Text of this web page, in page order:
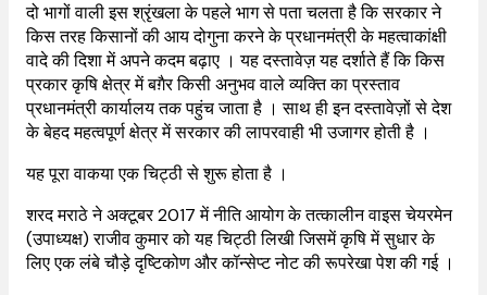
दो भागों वाली इस श्रृंखला के पहले भाग से पता चलता है कि सरकार ने
किस तरह किसानों की आय दोगुना करने के प्रधानमंत्री के महत्वाकांक्षी
वादे की दिशा में अपने कदम बढ़ाए । यह दस्तावेज़ यह दर्शाते हैं कि किस
प्रकार कृषि क्षेत्र में बग़ैर किसी अनुभव वाले व्यक्ति का प्रस्ताव
प्रधानमंत्री कार्यालय तक पहुंच जाता है । साथ ही इन दस्तावेज़ों से देश
के बेहद महत्वपूर्ण क्षेत्र में सरकार की लापरवाही भी उजागर होती है ।
यह पूरा वाकया एक चिट्ठी से शुरू होता है ।
शरद मराठे ने अक्टूबर 2017 में नीति आयोग के तत्कालीन वाइस चेयरमेन
(उपाध्यक्ष) राजीव कुमार को यह चिट्ठी लिखी जिसमें कृषि में सुधार के
लिए एक लंबे चौड़े दृष्टिकोण और कॉन्सेप्ट नोट की रूपरेखा पेश की गई ।